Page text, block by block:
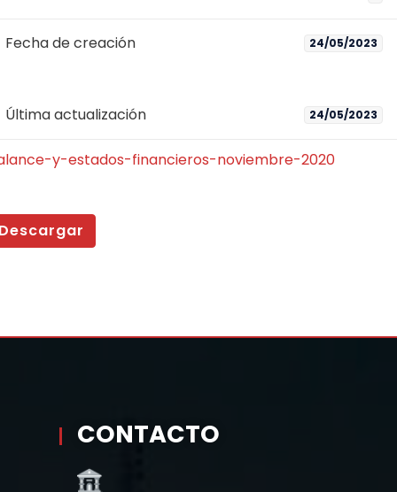
Fecha de creación 24/05/2023
Última actualización 24/05/2023
y-estados-financieros-noviembre-2020
CONTACTO